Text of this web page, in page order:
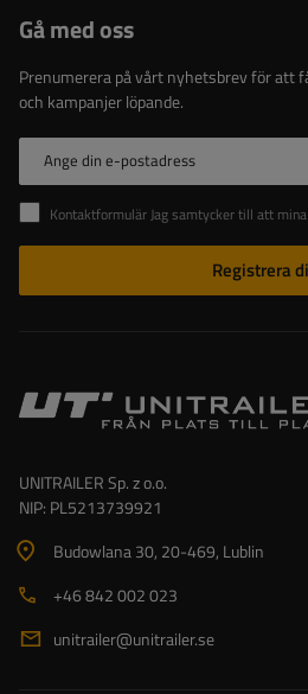
Gå med oss
Prenumerera på vårt nyhetsbrev för att
och kampanjer löpande.
Ange din e-postadress
Kontaktformulär Jag samtycker till att mina personuppgifter som lämnas i kontaktformuläret
Registrera
UNITRAILER Sp. z o.o.
NIP: PL5213739921
Budowlana 30, 20-469, Lublin
+46 842 002 023
unitrailer@unitrailer.se